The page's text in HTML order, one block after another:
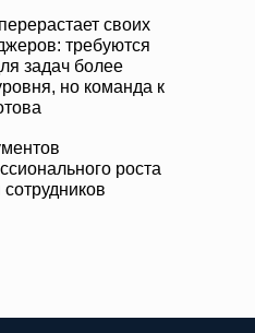
роста
своих
требуются
задач более
но команда к